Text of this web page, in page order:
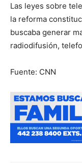
Las leyes sobre
la reforma
buscaba generar
radiodifusión,
Fuente: CNN